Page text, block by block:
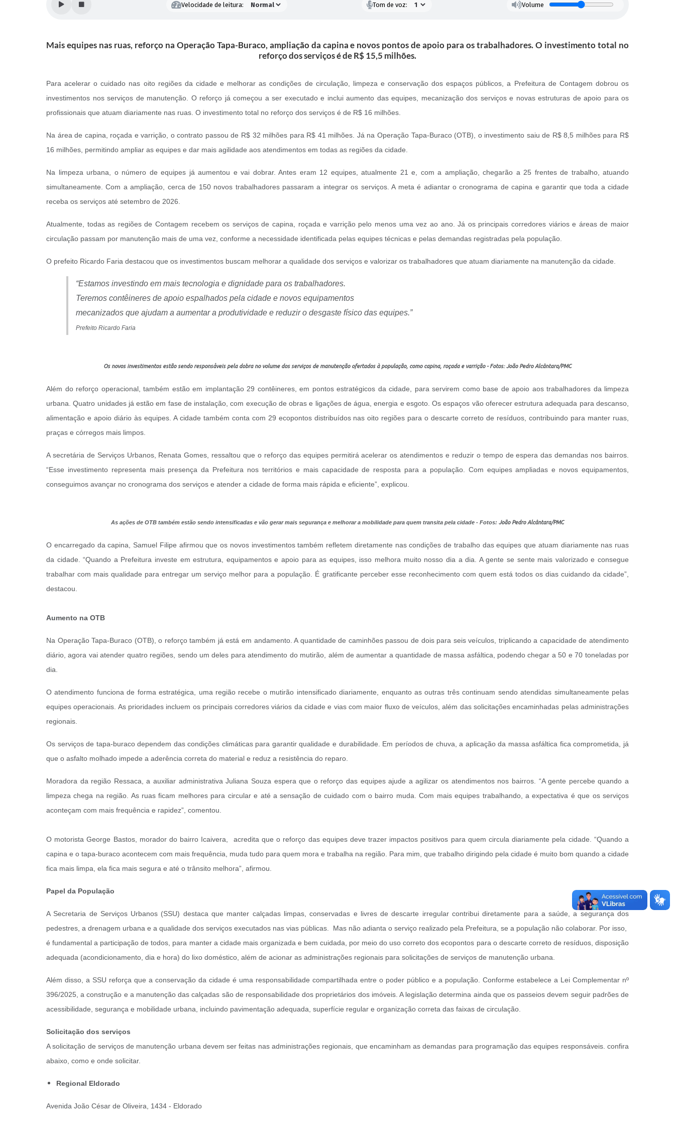
Velocidade de leitura: Tom de voz: Volume
Mais equipes nas ruas, reforço na Operação Tapa-Buraco, ampliação da capina e novos pontos de apoio para os trabalhadores. O investimento total no
reforço dos serviços é de R$ 15,5 milhões.
Para acelerar o cuidado nas oito regiões da cidade e melhorar as condições de circulação, limpeza e conservação dos espaços públicos, a Prefeitura de Contagem dobrou os
investimentos nos serviços de manutenção. O reforço já começou a ser executado e inclui aumento das equipes, mecanização dos serviços e novas estruturas de apoio para os
profissionais que atuam diariamente nas ruas. O investimento total no reforço dos serviços é de R$ 16 milhões.
Na área de capina, roçada e varrição, o contrato passou de R$ 32 milhões para R$ 41 milhões. Já na Operação Tapa-Buraco (OTB), o investimento saiu de R$ 8,5 milhões para R$
16 milhões, permitindo ampliar as equipes e dar mais agilidade aos atendimentos em todas as regiões da cidade.
Na limpeza urbana, o número de equipes já aumentou e vai dobrar. Antes eram 12 equipes, atualmente 21 e, com a ampliação, chegarão a 25 frentes de trabalho, atuando
simultaneamente. Com a ampliação, cerca de 150 novos trabalhadores passaram a integrar os serviços. A meta é adiantar o cronograma de capina e garantir que toda a cidade
receba os serviços até setembro de 2026.
Atualmente, todas as regiões de Contagem recebem os serviços de capina, roçada e varrição pelo menos uma vez ao ano. Já os principais corredores viários e áreas de maior
circulação passam por manutenção mais de uma vez, conforme a necessidade identificada pelas equipes técnicas e pelas demandas registradas pela população.
O prefeito Ricardo Faria destacou que os investimentos buscam melhorar a qualidade dos serviços e valorizar os trabalhadores que atuam diariamente na manutenção da cidade.
“Estamos investindo em mais tecnologia e dignidade para os trabalhadores.
Teremos contêineres de apoio espalhados pela cidade e novos equipamentos
mecanizados que ajudam a aumentar a produtividade e reduzir o desgaste físico das equipes.”
Prefeito Ricardo Faria
Os novos investimentos estão sendo responsáveis pela dobra no volume dos serviços de manutenção ofertados à população, como capina, roçada e varrição - Fotos: João Pedro Alcântara/PMC
Além do reforço operacional, também estão em implantação 29 contêineres, em pontos estratégicos da cidade, para servirem como base de apoio aos trabalhadores da limpeza
urbana. Quatro unidades já estão em fase de instalação, com execução de obras e ligações de água, energia e esgoto. Os espaços vão oferecer estrutura adequada para descanso,
alimentação e apoio diário às equipes. A cidade também conta com 29 ecopontos distribuídos nas oito regiões para o descarte correto de resíduos, contribuindo para manter ruas,
praças e córregos mais limpos.
A secretária de Serviços Urbanos, Renata Gomes, ressaltou que o reforço das equipes permitirá acelerar os atendimentos e reduzir o tempo de espera das demandas nos bairros.
“Esse investimento representa mais presença da Prefeitura nos territórios e mais capacidade de resposta para a população. Com equipes ampliadas e novos equipamentos,
conseguimos avançar no cronograma dos serviços e atender a cidade de forma mais rápida e eficiente”, explicou.
As ações de OTB também estão sendo intensificadas e vão gerar mais segurança e melhorar a mobilidade para quem transita pela cidade - Fotos: João Pedro Alcântara/PMC
O encarregado da capina, Samuel Filipe afirmou que os novos investimentos também refletem diretamente nas condições de trabalho das equipes que atuam diariamente nas ruas
da cidade. “Quando a Prefeitura investe em estrutura, equipamentos e apoio para as equipes, isso melhora muito nosso dia a dia. A gente se sente mais valorizado e consegue
trabalhar com mais qualidade para entregar um serviço melhor para a população. É gratificante perceber esse reconhecimento com quem está todos os dias cuidando da cidade”,
destacou.
Aumento na OTB
Na Operação Tapa-Buraco (OTB), o reforço também já está em andamento. A quantidade de caminhões passou de dois para seis veículos, triplicando a capacidade de atendimento
diário, agora vai atender quatro regiões, sendo um deles para atendimento do mutirão, além de aumentar a quantidade de massa asfáltica, podendo chegar a 50 e 70 toneladas por
dia.
O atendimento funciona de forma estratégica, uma região recebe o mutirão intensificado diariamente, enquanto as outras três continuam sendo atendidas simultaneamente pelas
equipes operacionais. As prioridades incluem os principais corredores viários da cidade e vias com maior fluxo de veículos, além das solicitações encaminhadas pelas administrações
regionais.
Os serviços de tapa-buraco dependem das condições climáticas para garantir qualidade e durabilidade. Em períodos de chuva, a aplicação da massa asfáltica fica comprometida, já
que o asfalto molhado impede a aderência correta do material e reduz a resistência do reparo.
Moradora da região Ressaca, a auxiliar administrativa Juliana Souza espera que o reforço das equipes ajude a agilizar os atendimentos nos bairros. “A gente percebe quando a
limpeza chega na região. As ruas ficam melhores para circular e até a sensação de cuidado com o bairro muda. Com mais equipes trabalhando, a expectativa é que os serviços
aconteçam com mais frequência e rapidez”, comentou.
O motorista George Bastos, morador do bairro Icaivera, acredita que o reforço das equipes deve trazer impactos positivos para quem circula diariamente pela cidade. “Quando a
capina e o tapa-buraco acontecem com mais frequência, muda tudo para quem mora e trabalha na região. Para mim, que trabalho dirigindo pela cidade é muito bom quando a cidade
fica mais limpa, ela fica mais segura e até o trânsito melhora”, afirmou.
Papel da População
A Secretaria de Serviços Urbanos (SSU) destaca que manter calçadas limpas, conservadas e livres de descarte irregular contribui diretamente para a saúde, a segurança dos
pedestres, a drenagem urbana e a qualidade dos serviços executados nas vias públicas. Mas não adianta o serviço realizado pela Prefeitura, se a população não colaborar. Por isso,
é fundamental a participação de todos, para manter a cidade mais organizada e bem cuidada, por meio do uso correto dos ecopontos para o descarte correto de resíduos, disposição
adequada (acondicionamento, dia e hora) do lixo doméstico, além de acionar as administrações regionais para solicitações de serviços de manutenção urbana.
Além disso, a SSU reforça que a conservação da cidade é uma responsabilidade compartilhada entre o poder público e a população. Conforme estabelece a Lei Complementar nº
396/2025, a construção e a manutenção das calçadas são de responsabilidade dos proprietários dos imóveis. A legislação determina ainda que os passeios devem seguir padrões de
acessibilidade, segurança e mobilidade urbana, incluindo pavimentação adequada, superfície regular e organização correta das faixas de circulação.
Solicitação dos serviços
A solicitação de serviços de manutenção urbana devem ser feitas nas administrações regionais, que encaminham as demandas para programação das equipes responsáveis. confira
abaixo, como e onde solicitar.
Regional Eldorado
Avenida João César de Oliveira, 1434 - Eldorado